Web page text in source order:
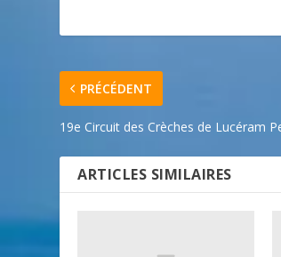
PRÉCÉDENT
19e Circuit des Crèches de Lucéram
ARTICLES SIMILAIRES